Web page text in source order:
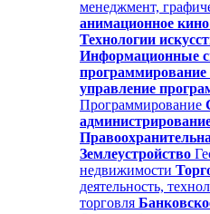
менеджмент,
анимационное кино
Технологии
Информационные
программирование
управление
Программирование
Землеустройство
недвижимости
деятельность,
торговля